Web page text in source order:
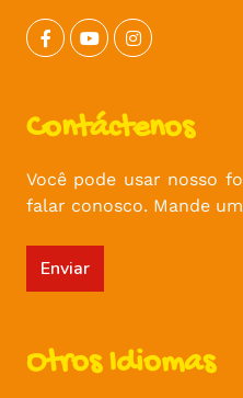
Contáctenos
Você pode usar nosso
falar conosco. Mande
Enviar
Otros Idiomas